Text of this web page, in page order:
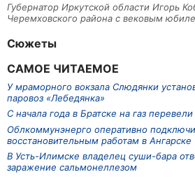
Губернатор Иркутской области Игорь
Черемховского района с вековым
Сюжеты
САМОЕ ЧИТАЕМОЕ
У мраморного вокзала Слюдянки
паровоз «Лебедянка»
С начала года в Братске на газ
Облкоммунэнерго оперативно
восстановительным работам в Ангарске
В Усть-Илимске владелец суши-бара
заражение сальмонеллезом